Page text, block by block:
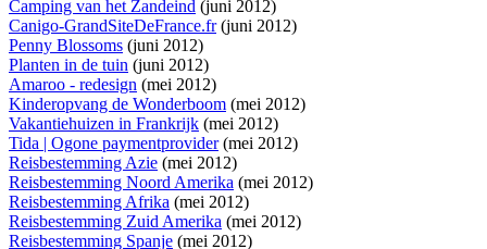
Camping van het Zandeind (juni 2012)
Canigo-GrandSiteDeFrance.fr(juni 2012)
Penny Blossoms (juni 2012)
Planten in de tuin (juni 2012)
Amaroo - redesign (mei 2012)
Kinderopvang de Wonderboom (mei 2012)
Vakantiehuizen in Frankrijk (mei 2012)
Tida | Ogone paymentprovider(mei 2012)
Reisbestemming Azie (mei 2012)
Reisbestemming Noord Amerika (mei 2012)
Reisbestemming Afrika (mei 2012)
Reisbestemming Zuid Amerika (mei 2012)
Reisbestemming Spanje (mei 2012)